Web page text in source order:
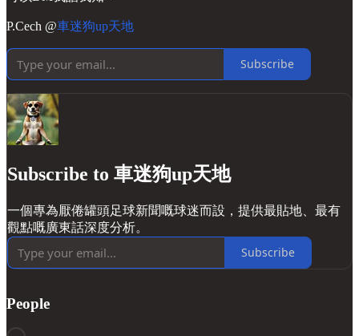
P.Cech @車迷狗up天地
Subscribe
Subscribe to 車迷狗up天地
一個專為厭倦罐頭足球新聞嘅球迷而設，提供最貼地、最有
觀點嘅廣東話深度分析。
Subscribe
People